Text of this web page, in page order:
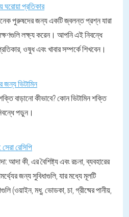
প্রতিকার
পুরুষদের জন্য একটি জ্বলন্ত প্রশ্ন যারা
লক্ষ্য করেন। আপনি এই নিবন্ধে
ওষুধ এবং খাবার সম্পর্কে শিখবেন।
জন্য ভিটামিন
বাড়ানো কীভাবে? কোন ভিটামিন শক্তি
পড়ুন।
রেসিপি
কী, এর বৈশিষ্ট্য এবং রচনা, ব্যবহারের
জন্য সুবিধাগুলি, যার মধ্যে মূলটি
(ওয়াইন, মধু, ভোডকা, চা, গ্রীষ্মের পানীয়,